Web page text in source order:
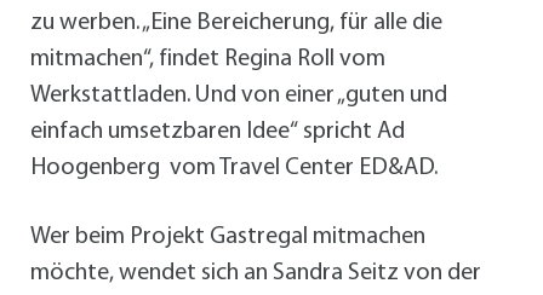
zu werben. „Eine Bereicherung, für alle die
mitmachen“, findet Regina Roll vom
Werkstattladen. Und von einer „guten und
einfach umsetzbaren Idee“ spricht Ad
Hoogenberg vom Travel Center ED&AD.
Wer beim Projekt Gastregal mitmachen
möchte, wendet sich an Sandra Seitz von der